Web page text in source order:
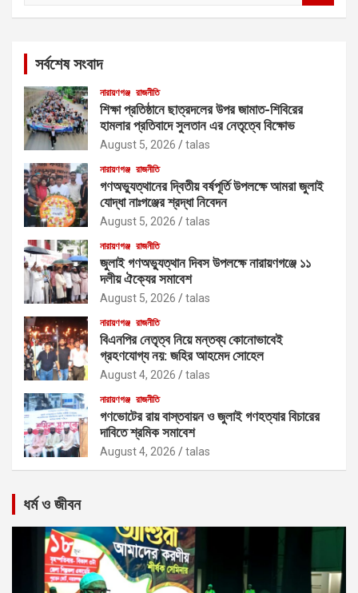
সর্বশেষ সংবাদ
নারায়ণগঞ্জ রাজনীতি
শিক্ষা প্রতিষ্ঠানে ছাত্রদলের উপর জামাত-শিবিরের
হামলার প্রতিবাদে সুলতান এর নেতৃত্বে বিক্ষোভ
August 5, 2026 talas
নারায়ণগঞ্জ রাজনীতি
গণঅভ্যুত্থানের দ্বিতীয় বর্ষপূর্তি উপলক্ষে আমরা জুলাই
যোদ্ধা নাঃগঞ্জের শ্রদ্ধা নিবেদন
August 5, 2026 talas
নারায়ণগঞ্জ রাজনীতি
জুলাই গণঅভ্যুত্থান দিবস উপলক্ষে নারায়ণগঞ্জে ১১
দলীয় ঐক্যের সমাবেশ
August 5, 2026 talas
নারায়ণগঞ্জ রাজনীতি
বিএনপির নেতৃত্ব নিয়ে মন্তব্য কোনোভাবেই
গ্রহণযোগ্য নয়: জহির আহমেদ সোহেল
August 4, 2026 talas
নারায়ণগঞ্জ রাজনীতি
গণভোটের রায় বাস্তবায়ন ও জুলাই গণহত্যার বিচারের
দাবিতে শ্রমিক সমাবেশ
August 4, 2026 talas
ধর্ম ও জীবন